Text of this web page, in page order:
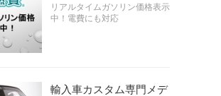
リアルタイムガソリン価格表示
中！電費にも対応
輸入車カスタム専門メデ